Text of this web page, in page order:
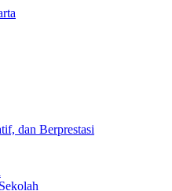
dan Berprestasi